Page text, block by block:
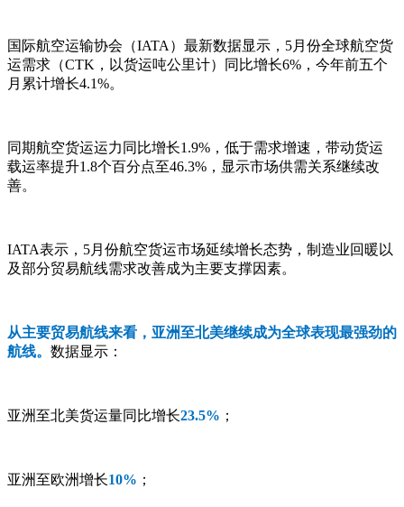
国际航空运输协会（IATA）最新数据显示，5月份全球航空货
运需求（CTK，以货运吨公里计）同比增长6%，今年前五个
月累计增长4.1%。
同期航空货运运力同比增长1.9%，低于需求增速，带动货运
载运率提升1.8个百分点至46.3%，显示市场供需关系继续改
善。
IATA表示，5月份航空货运市场延续增长态势，制造业回暖以
及部分贸易航线需求改善成为主要支撑因素。
从主要贸易航线来看，亚洲至北美继续成为全球表现最强劲的
航线。 数据显示：
亚洲至北美货运量同比增长23.5% ；
亚洲至欧洲增长10% ；